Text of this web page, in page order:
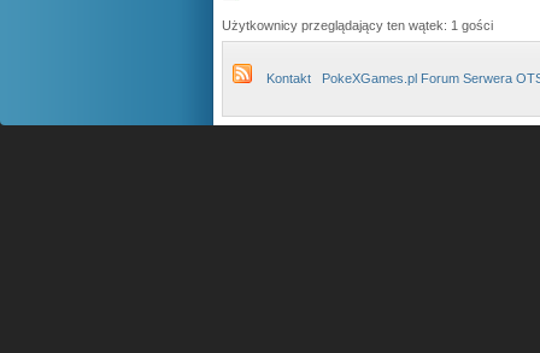
Użytkownicy przeglądający ten wątek: 1 gości
Kontakt PokeXGames.pl Forum Serwera